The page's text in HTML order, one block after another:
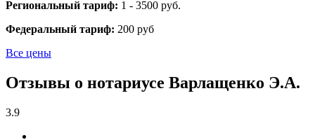
Региональный тариф: 1 - 3500 руб.
Федеральный тариф: 200 руб
Все цены
Отзывы о нотариусе Варлащенко Э.А.
3.9